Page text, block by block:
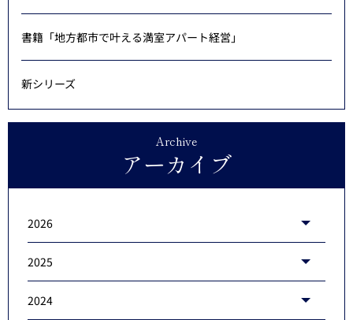
書籍「地方都市で叶える満室アパート経営」
新シリーズ
Archive
アーカイブ
2026
2025
2024